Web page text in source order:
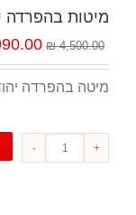
מיטות בהפרדה
4,500.00 ₪
₪
מיטה בהפרדה